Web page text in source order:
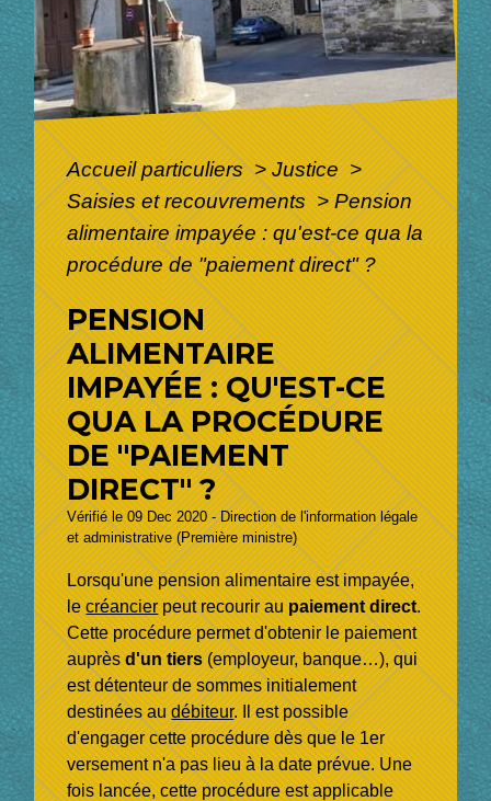
Accueil particuliers> Justice>
Saisies et recouvrements> Pension
alimentaire impayée : qu'est-ce qua la
procédure de "paiement direct" ?
PENSION
ALIMENTAIRE
IMPAYÉE : QU'EST-CE
QUA LA PROCÉDURE
DE "PAIEMENT
DIRECT" ?
Vérifié le 09 Dec 2020 - Direction de l'information légale
et administrative (Première ministre)
Lorsqu'une pension alimentaire est impayée,
lecréancierpeut recourir aupaiement direct.
Cette procédure permet d'obtenir le paiement
auprèsd'un tiers(employeur, banque…), qui
est détenteur de sommes initialement
destinées audébiteur. Il est possible
d'engager cette procédure dès que le 1er
versement n'a pas lieu à la date prévue. Une
fois lancée, cette procédure est applicable